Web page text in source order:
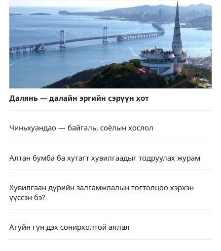
Далянь — далайн эргийн сэрүүн хот
Чиньхуандао — байгаль, соёлын хослол
Алтан бумба ба хутагт хувилгаадыг тодруулах журам
Хувилгаан дүрийн залгамжлалын тогтолцоо хэрхэн
үүссэн бэ?
Агуйн гүн дэх сонирхолтой аялал